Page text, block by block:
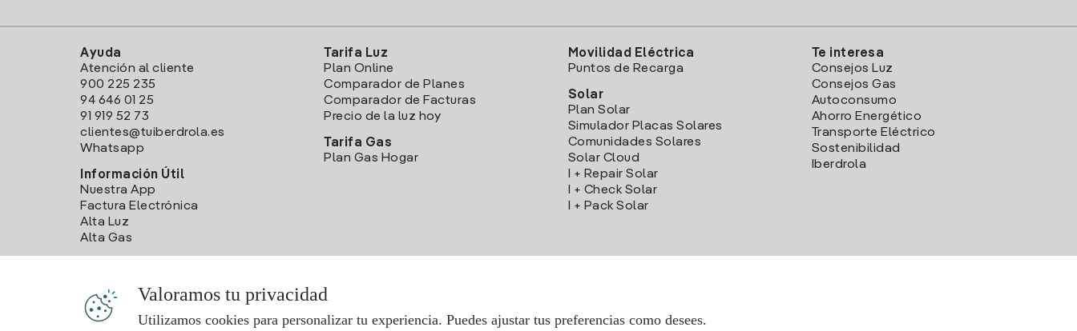
Ayuda
Atención al cliente
900 225 235
94 646 01 25
91 919 52 73
clientes@tuiberdrola.es
Whatsapp
Información Útil
Nuestra App
Factura Electrónica
Alta Luz
Alta Gas
Tarifa Luz
Plan Online
Comparador de Planes
Comparador de Facturas
Precio de la luz hoy
Tarifa Gas
Plan Gas Hogar
Movilidad Eléctrica
Puntos de Recarga
Solar
Plan Solar
Simulador Placas Solares
Comunidades Solares
Solar Cloud
I + Repair Solar
I + Check Solar
I + Pack Solar
Te interesa
Consejos Luz
Consejos Gas
Autoconsumo
Ahorro Energético
Transporte Eléctrico
Sostenibilidad
Iberdrola
Valoramos tu privacidad
Utilizamos cookies para personalizar tu experiencia. Puedes ajustar tus preferencias como desees.